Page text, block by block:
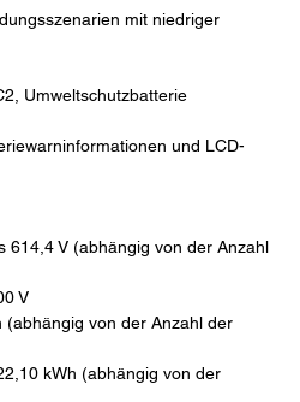
mit niedriger
Umweltschutzbatterie
und LCD-
614,4 V (abhängig von der Anzahl
V
(abhängig von der Anzahl der
kWh (abhängig von der